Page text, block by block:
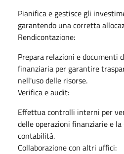
Pianifica e gestisce gli
garantendo una corretta
Rendicontazione:
Prepara relazioni e documenti
finanziaria per garantire
nell'uso delle risorse.
Verifica e audit:
Effettua controlli interni per
delle operazioni finanziarie e
contabilità.
Collaborazione con altri uffici: